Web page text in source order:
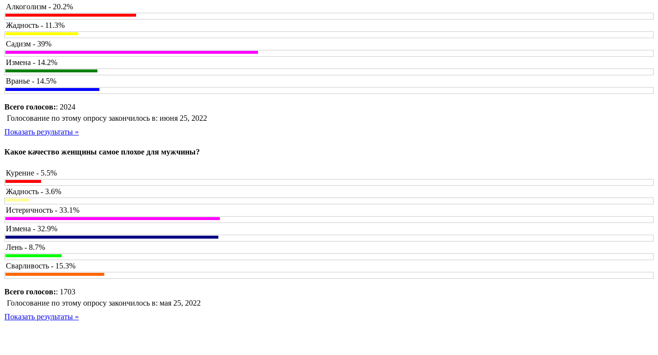
Алкоголизм - 20.2%
Жадность - 11.3%
Садизм - 39%
Измена - 14.2%
Вранье - 14.5%
Всего голосов:: 2024
Голосование по этому опросу закончилось в: июня 25, 2022
Показать результаты »
Какое качество женщины самое плохое для мужчины?
Курение - 5.5%
Жадность - 3.6%
Истеричность - 33.1%
Измена - 32.9%
Лень - 8.7%
Сварливость - 15.3%
Всего голосов:: 1703
Голосование по этому опросу закончилось в: мая 25, 2022
Показать результаты »